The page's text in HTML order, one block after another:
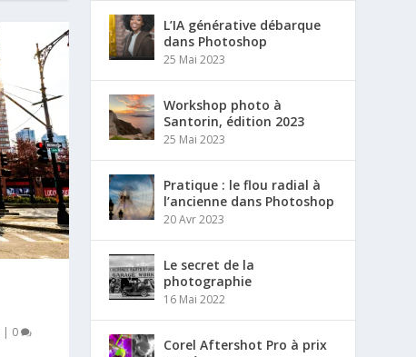
| 0
L’IA générative débarque
dans Photoshop
25 Mai 2023
Workshop photo à
Santorin, édition 2023
25 Mai 2023
Pratique : le flou radial à
l’ancienne dans Photoshop
20 Avr 2023
Le secret de la
photographie
16 Mai 2022
Corel Aftershot Pro à prix